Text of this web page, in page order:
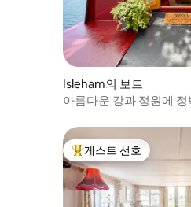
Isleham의 보트
아름다운 강과 정원에
상위 게스트 선호
게스트 선호